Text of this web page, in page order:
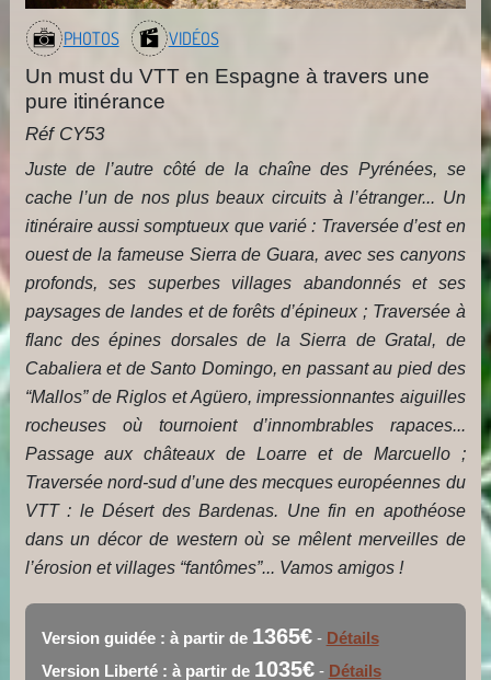
PHOTOS VIDÉOS
Un must du VTT en Espagne à travers une
pure itinérance
Réf CY53
Juste de l’autre côté de la chaîne des Pyrénées, se
cache l’un de nos plus beaux circuits à l’étranger... Un
itinéraire aussi somptueux que varié : Traversée d’est en
ouest de la fameuse Sierra de Guara, avec ses canyons
profonds, ses superbes villages abandonnés et ses
paysages de landes et de forêts d’épineux ; Traversée à
flanc des épines dorsales de la Sierra de Gratal, de
Cabaliera et de Santo Domingo, en passant au pied des
“Mallos” de Riglos et Agüero, impressionnantes aiguilles
rocheuses où tournoient d’innombrables rapaces...
Passage aux châteaux de Loarre et de Marcuello ;
Traversée nord-sud d’une des mecques européennes du
VTT : le Désert des Bardenas. Une fin en apothéose
dans un décor de western où se mêlent merveilles de
l’érosion et villages “fantômes”... Vamos amigos !
Version guidée : à partir de 1365€- Détails
Version Liberté : à partir de 1035€- Détails